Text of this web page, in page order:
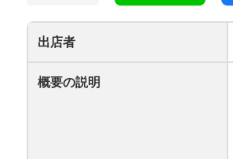
出店者
概要の説明